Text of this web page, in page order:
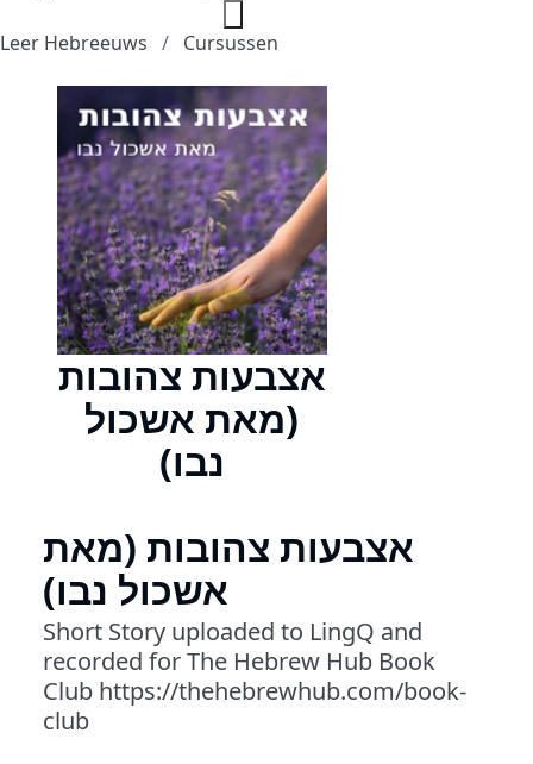
Leer Hebreeuws Cursussen
אצבעות צהובות
(מאת אשכול
נבו)
אצבעות צהובות (מאת
אשכול נבו)
Short Story uploaded to LingQ and
recorded for The Hebrew Hub Book
Club https://thehebrewhub.com/book-
club